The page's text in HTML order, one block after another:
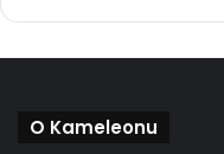
O Kameleonu